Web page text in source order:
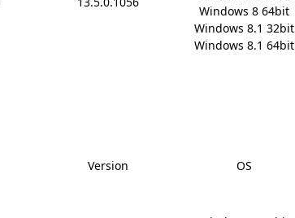
Windows 8 64bit
Windows 8.1 32bit
Windows 8.1 64bit
Version OS